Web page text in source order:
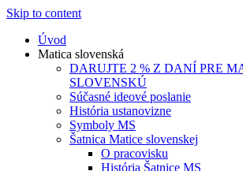
Skip to content
Úvod
Matica slovenská
DARUJTE 2 % Z DANÍ PRE
SLOVENSKÚ
Súčasné ideové poslanie
História ustanovizne
Symboly MS
Šatnica Matice slovenskej
O pracovisku
História Šatnice MS